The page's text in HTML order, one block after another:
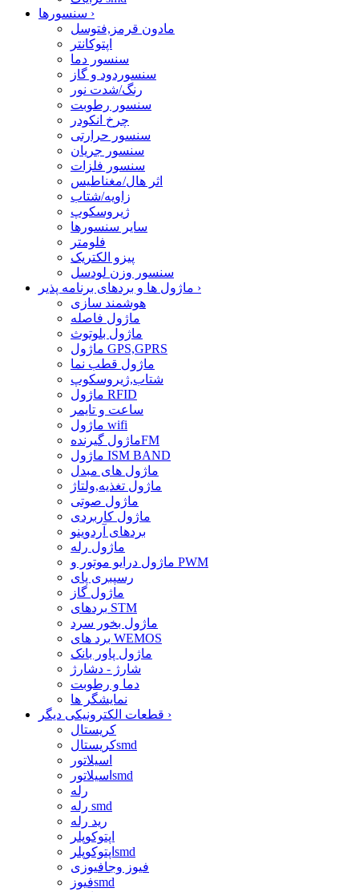
›
مادون قرمز,فتوسل
اپتوکانتر
سنسور دما
سنسوردود و گاز
رنگ/شدت نور
سنسور رطوبت
چرخ انکودر
سنسور حرارتی
سنسور جریان
سنسور فلزات
اثر هال/مغناطیس
زاویه/شتاب
ژیروسکوپ
سایر سنسورها
فلومتر
پیزو الکتریک
سنسور وزن لودسل
›
هوشمند سازی
ماژول فاصله
ماژول بلوتوث
ماژول GPS,GPRS
ماژول قطب نما
شتاب,ژیروسکوپ
ماژول RFID
ساعت و تایمر
ماژول wifi
ماژول گیرندهFM
ماژول ISM BAND
ماژول های مبدل
ماژول تغذیه,ولتاژ
ماژول صوتی
ماژول کاربردی
بردهای آردوینو
ماژول رله
ماژول درایو موتور و PWM
رسپبری پای
ماژول گاز
بردهای STM
ماژول بخور سرد
برد های WEMOS
ماژول پاور بانک
شارژ - دشارژ
دما و رطوبت
نمایشگر ها
›
کریستال
کریستالsmd
اسیلاتور
اسیلاتورsmd
رله
رله smd
رید رله
اپتوکوپلر
اپتوکوپلرsmd
فیوز وجافیوزی
فیوزsmd